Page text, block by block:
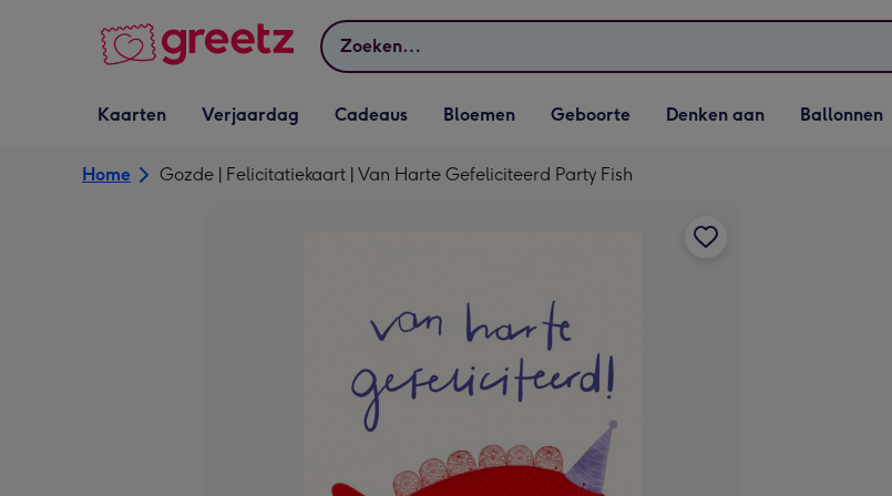
Zoeken
Vervolgkeuzelijst
Kaarten openen
Kaarten
Vervolgkeuzelijst
Verjaardag openen
Verjaardag
Vervolgkeuzelijst
Cadeaus openen
Cadeaus
Vervolgkeuzelijst
Bloemen openen
Bloemen
Vervolgkeuzelijst
Geboorte openen
Geboorte
Vervolgkeuzelijst
Denken aan openen
Denken aan
Vervolgkeuzelijst
Ballonnen openen
Ballonnen
Home Gozde | Felicitatiekaart | Van Harte Gefeliciteerd Party Fish